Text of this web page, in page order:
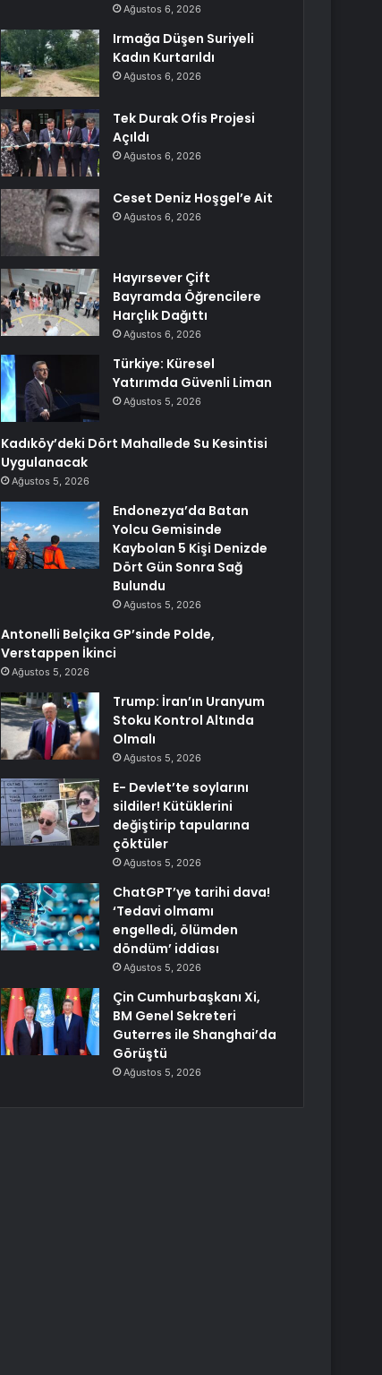
Ağustos 6, 2026
Irmağa Düşen Suriyeli
Kadın Kurtarıldı
Ağustos 6, 2026
Tek Durak Ofis Projesi
Açıldı
Ağustos 6, 2026
Ceset Deniz Hoşgel’e Ait
Ağustos 6, 2026
Hayırsever Çift
Bayramda Öğrencilere
Harçlık Dağıttı
Ağustos 6, 2026
Türkiye: Küresel
Yatırımda Güvenli Liman
Ağustos 5, 2026
Kadıköy’deki Dört Mahallede Su Kesintisi
Uygulanacak
Ağustos 5, 2026
Endonezya’da Batan
Yolcu Gemisinde
Kaybolan 5 Kişi Denizde
Dört Gün Sonra Sağ
Bulundu
Ağustos 5, 2026
Antonelli Belçika GP’sinde Polde,
Verstappen İkinci
Ağustos 5, 2026
Trump: İran’ın Uranyum
Stoku Kontrol Altında
Olmalı
Ağustos 5, 2026
E- Devlet’te soylarını
sildiler! Kütüklerini
değiştirip tapularına
çöktüler
Ağustos 5, 2026
ChatGPT’ye tarihi dava!
‘Tedavi olmamı
engelledi, ölümden
döndüm’ iddiası
Ağustos 5, 2026
Çin Cumhurbaşkanı Xi,
BM Genel Sekreteri
Guterres ile Shanghai’da
Görüştü
Ağustos 5, 2026